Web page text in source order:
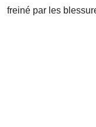
freiné par les